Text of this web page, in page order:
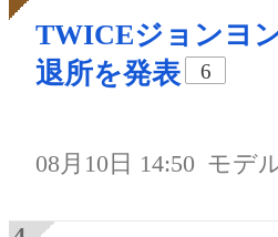
TWICEジョンヨ
退所を発表
6
08月10日 14:50 モデ